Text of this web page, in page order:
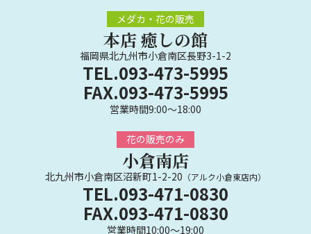
メダカ・花の販売
本店 癒しの館
福岡県北九州市小倉南区長野3-1-2
TEL.093-473-5995
FAX.093-473-5995
営業時間9:00～18:00
花の販売のみ
小倉南店
北九州市小倉南区沼新町1-2-20 （アルク小倉東店内）
TEL.093-471-0830
FAX.093-471-0830
営業時間10:00～19:00